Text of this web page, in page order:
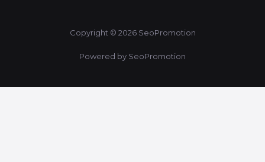
Copyright © 2026 SeoPromotion
Powered by SeoPromotion